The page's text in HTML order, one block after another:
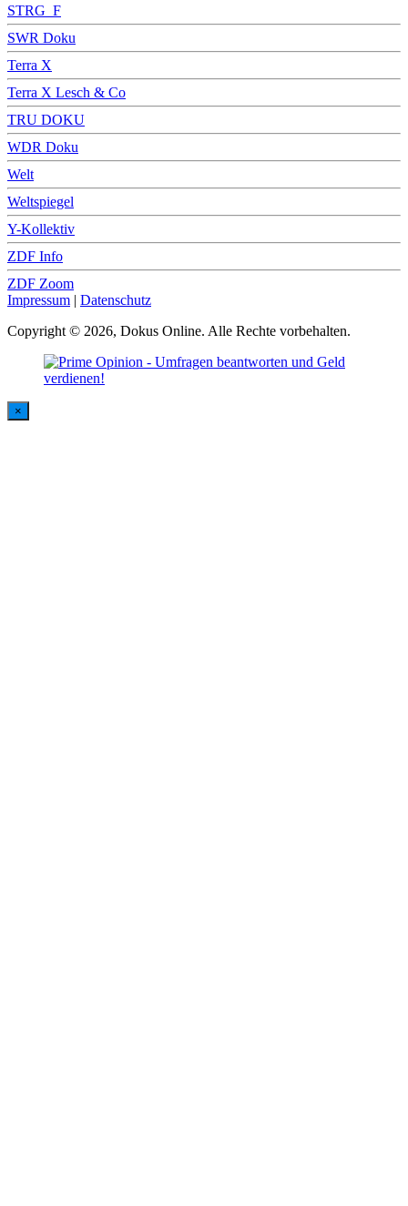
STRG_F
SWR Doku
Terra X
Terra X Lesch & Co
TRU DOKU
WDR Doku
Welt
Weltspiegel
Y-Kollektiv
ZDF Info
ZDF Zoom
Impressum | Datenschutz
Copyright © 2026, Dokus Online. Alle Rechte vorbehalten.
×